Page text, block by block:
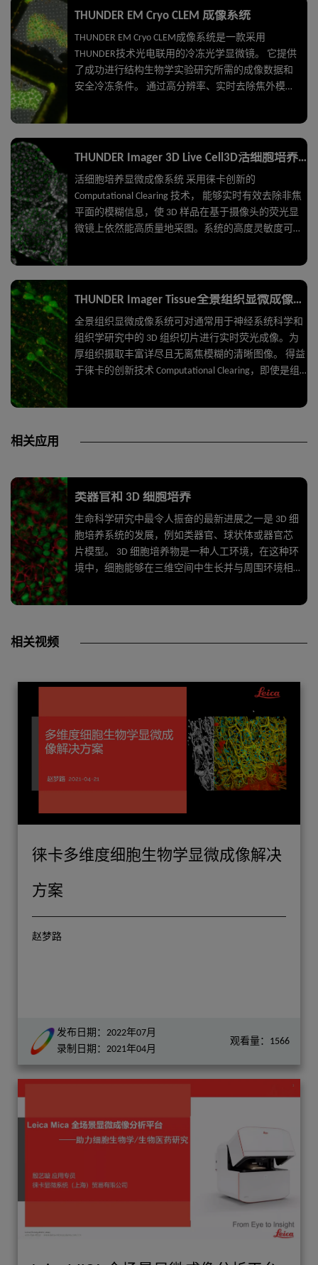
Organism 是研究果蝇、线虫、斑马鱼、植物和小鼠等
足矣。简化您的工作流程，对模式生物进行从总体概
览到最细微结构的研究。 3D 探索。得益于
Computational Clearing，您的图像可揭示最为细微的结
构。不再有离焦模糊的困扰，并保有徕卡体视显微镜
THUNDER EM Cryo CLEM 成像系统
THUNDER EM Cryo CLEM成像系统是一款采用
THUNDER技术光电联用的冷冻光学显微镜。 它提供
了成功进行结构生物学实验研究所需的成像数据和
安全冷冻条件。 通过高分辨率、实时去除焦外模糊
THUNDER Imager 3D Live Cell3D活细胞培养显微成像系统
活细胞培养显微成像系统 采用徕卡创新的
Computational Clearing 技术， 能够实时有效去除非焦
平面的模糊信息，使 3D 样品在基于摄像头的荧光显
微镜上依然能高质量地采图。系统的高度灵敏度可确
先进 3D 细胞培养试验的解决方案，无论您想要研究
的是干细胞、球状细胞团或是类器官。
THUNDER Imager Tissue全景组织显微成像系统
全景组织显微成像系统可对通常用于神经系统科学和
组织学研究中的 3D 组织切片进行实时荧光成像。为
厚组织摄取丰富详尽且无离焦模糊的清晰图像。 得益
于徕卡的创新技术 Computational Clearing，即使是组
相关应用
类器官和 3D 细胞培养
生命科学研究中最令人振奋的最新进展之一是 3D 细
胞培养系统的发展，例如类器官、球状体或器官芯
片模型。 3D 细胞培养物是一种人工环境，在这种环
境中，细胞能够在三维空间中生长并与周围环境相
相关视频
徕卡多维度细胞生物学显微成像解决
方案
赵梦路
发布日期：2022年07月
录制日期：2021年04月
观看量：1566